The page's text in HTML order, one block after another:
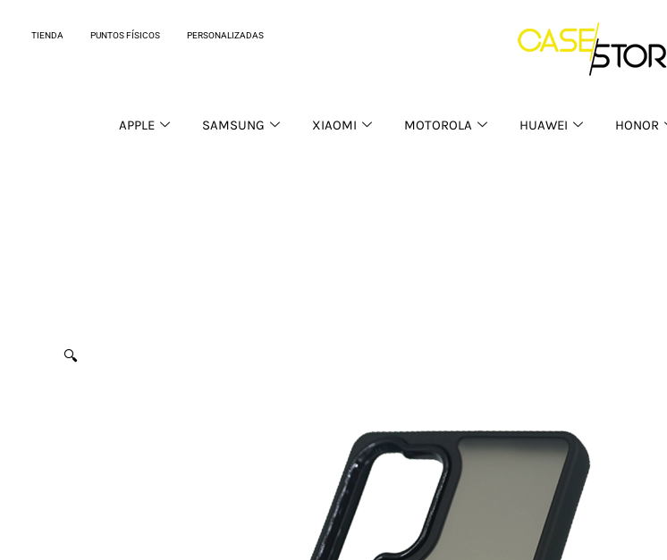
TIENDA PUNTOS FÍSICOS PERSONALIZADAS
APPLE SAMSUNG XIAOMI MOTOROLA HUAWEI HONOR
🔍